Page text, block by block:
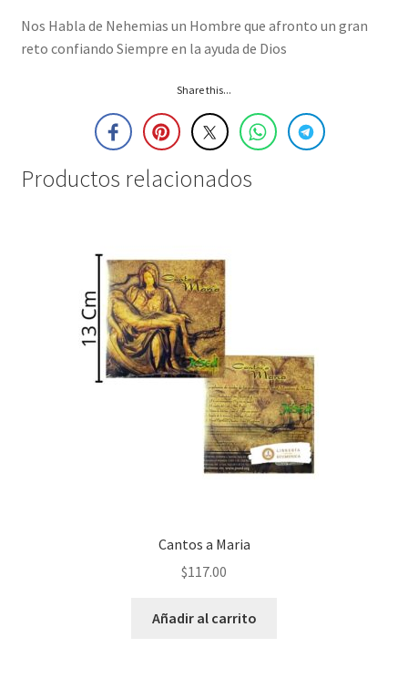
Nos Habla de Nehemias un Hombre que afronto un gran
reto confiando Siempre en la ayuda de Dios
Share this...
Productos relacionados
Cantos a Maria
$117.00
Añadir al carrito